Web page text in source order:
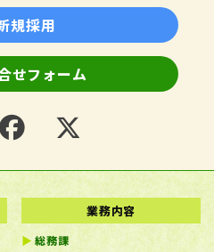
規採用
せフォーム
業務内容
総務課